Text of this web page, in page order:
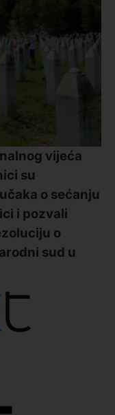
vijeća
su
o sećanju
i pozvali
o
sud u